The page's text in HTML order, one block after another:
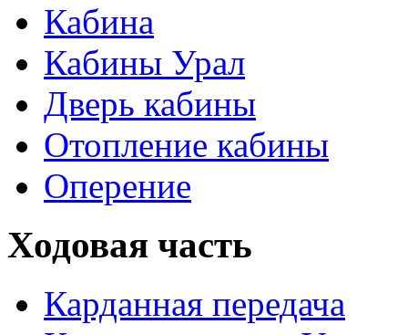
Кабина
Кабины Урал
Дверь кабины
Отопление кабины
Оперение
Ходовая часть
Карданная передача